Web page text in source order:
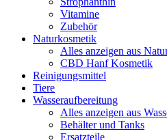
Vitamine
Zubehör
Naturkosmetik
Alles anzeigen aus
CBD Hanf Kosmetik
Reinigungsmittel
Tiere
Wasseraufbereitung
Alles anzeigen aus
Behälter und Tanks
Ersatzteile